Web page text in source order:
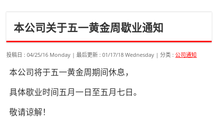
本公司关于五一黄金周歇业通知
投稿日 : 04/25/16 Monday 最后更新 : 01/17/18 Wednesday 分类 :公司通知
本公司将于五一黄金周期间休息，
具体歇业时间五月一日至五月七日。
敬请谅解！